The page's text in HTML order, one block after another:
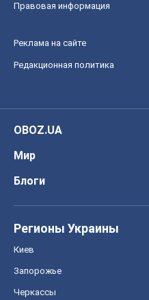
Правовая информация
Реклама на сайте
Редакционная политика
OBOZ.UA
Мир
Блоги
Регионы Украины
Киев
Запорожье
Черкассы